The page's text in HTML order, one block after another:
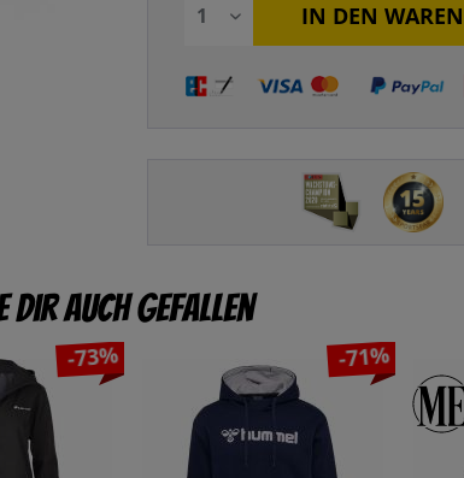
IN DEN
dir auch gefallen
-73% -71%